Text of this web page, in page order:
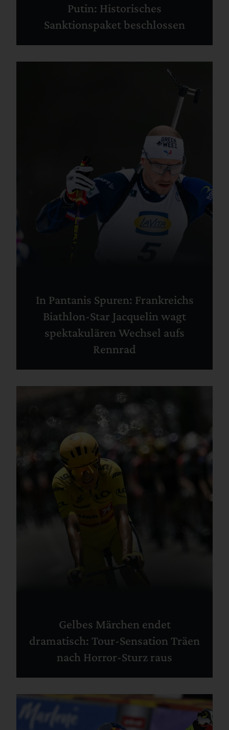
Putin: Historisches
Sanktionspaket beschlossen
In Pantanis Spuren: Frankreichs
Biathlon-Star Jacquelin wagt
spektakulären Wechsel aufs
Rennrad
Gelbes Märchen endet
dramatisch: Tour-Sensation Träen
nach Horror-Sturz raus